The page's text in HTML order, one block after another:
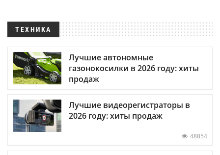
ТЕХНИКА
Лучшие автономные
газонокосилки в 2026 году: хиты
продаж
Лучшие видеорегистраторы в
2026 году: хиты продаж
48854